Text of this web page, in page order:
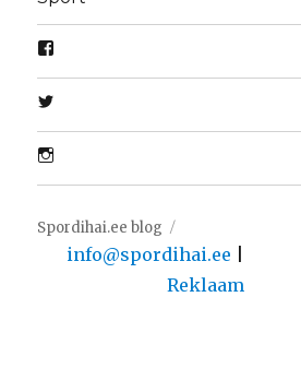
Spordihai.ee blog
info@spordihai.ee
Reklaam